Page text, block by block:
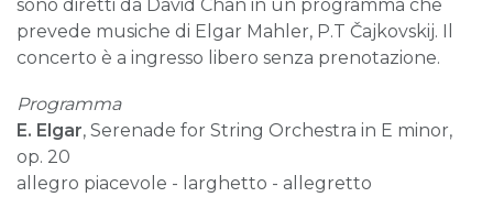
sono diretti da David Chan in un programma che
prevede musiche di Elgar Mahler, P.T Čajkovskij. Il
concerto è a ingresso libero senza prenotazione.
Programma
E. Elgar, Serenade for String Orchestra in E minor,
op. 20
allegro piacevole - larghetto - allegretto